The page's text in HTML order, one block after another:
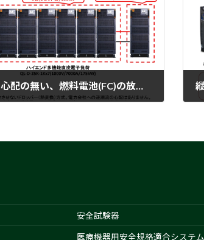
逆潮流の心配の無い、燃料電池(FC)の放電特性評価に最適な大容量直流電子負荷
安全試験器
医療機器用安全規格適合システム